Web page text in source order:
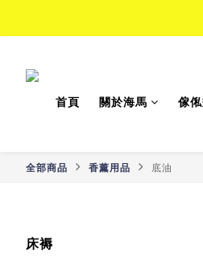
首頁 關於海馬 傢
全部商品 香薰用品 底油
床褥